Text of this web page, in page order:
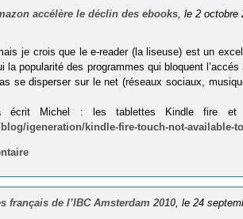
accélère le déclin des ebooks , le 2 octobre
je crois que le e-reader (la liseuse) est un
la popularité des programmes qui bloquent
se disperser sur le net (réseaux sociaux,
écrit Michel : les tablettes Kindle fire et
igeneration/kindle-fire-touch-not-available-
français de l’IBC Amsterdam 2010 , le 24